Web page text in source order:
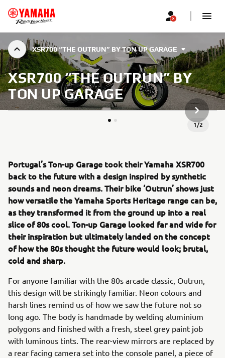
XSR700 “THE OUTRUN” BY TON UP GARAGE
XSR700 “THE OUTRUN” BY
TON UP GARAGE
1/2
Portugal’s Ton-up Garage took their Yamaha XSR700
back to the future with a design inspired by synthetic
sounds and neon dreams. Their bike ‘Outrun’ shows just
how versatile the Yamaha Sports Heritage range can be,
as they transformed it from the ground up into a real
slice of 80s cool. Ton-up Garage looked far and wide for
their inspiration but ultimately landed on the concept
of how the 80s thought the future would look; brutal,
cold and sharp.
For anyone familiar with the 80s arcade classic, Outrun,
this design will be strikingly familiar. Neon colours and
harsh lines remind us of how we saw the future not so
long ago. The body is handmade by welding aluminium
polygons and finished with a fresh, steel grey paint job
with luminous tints. The rear-view mirrors are replaced by
a rear facing camera set into the console panel, a piece of